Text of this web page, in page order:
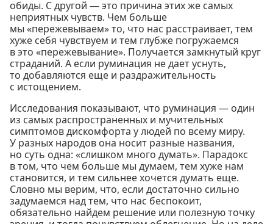
обиды. С другой — это причина этих же самых
неприятных чувств. Чем больше
мы «пережевываем» то, что нас расстраивает, тем
хуже себя чувствуем и тем глубже погружаемся
в это «пережевывание». Получается замкнутый круг
страданий. А если руминация не дает уснуть,
то добавляются еще и раздражительность
с истощением.
Исследования показывают, что руминация — один
из самых распространенных и мучительных
симптомов дискомфорта у людей по всему миру.
У разных народов она носит разные названия,
но суть одна: «слишком много думать». Парадокс
в том, что чем больше мы думаем, тем хуже нам
становится, и тем сильнее хочется думать еще.
Словно мы верим, что, если достаточно сильно
задумаемся над тем, что нас беспокоит,
обязательно найдем решение или полезную точку